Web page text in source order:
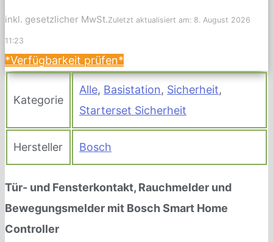
inkl. gesetzlicher MwSt.Zuletzt aktualisiert am: 8. August 2026
11:23
*Verfügbarkeit prüfen*
Kategorie
Alle, Basistation, Sicherheit,
Starterset Sicherheit
Hersteller Bosch
Tür- und Fensterkontakt, Rauchmelder und
Bewegungsmelder mit Bosch Smart Home
Controller